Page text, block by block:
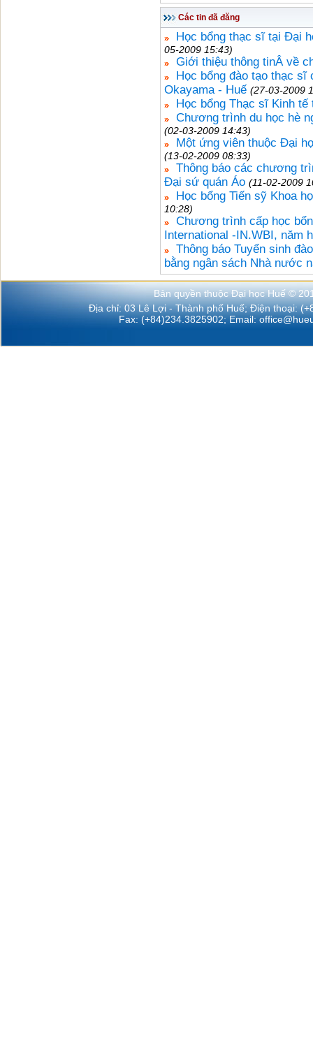
Các tin đã đăng
Học bổng thạc sĩ tại Đại
05-2009 15:43)
Giới thiệu thông tinÂ về
Học bổng đào tạo thạc
Okayama - Huế (27-03-2009
Học bổng Thạc sĩ Kinh tế
Chương trình du học hè
(02-03-2009 14:43)
Một ứng viên thuộc Đại
(13-02-2009 08:33)
Thông báo các chương
Đại sứ quán Áo (11-02-2009
Học bổng Tiến sỹ Khoa
10:28)
Chương trình cấp học
International -IN.WBI, năm
Thông báo Tuyển sinh
bằng ngân sách Nhà nước
Bản quyền thuộc Đại học Huế ©
Địa chỉ: 03 Lê Lợi - Thành phố Huế; Điện thoại:
Fax: (+84)234.3825902; Email: